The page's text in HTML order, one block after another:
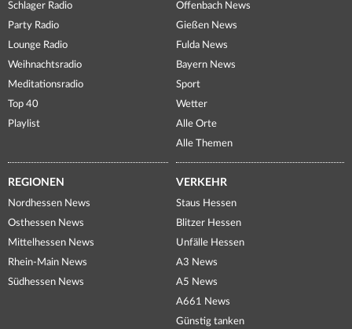
Schlager Radio
Party Radio
Lounge Radio
Weihnachtsradio
Meditationsradio
Top 40
Playlist
Offenbach News
Gießen News
Fulda News
Bayern News
Sport
Wetter
Alle Orte
Alle Themen
REGIONEN
Nordhessen News
Osthessen News
Mittelhessen News
Rhein-Main News
Südhessen News
VERKEHR
Staus Hessen
Blitzer Hessen
Unfälle Hessen
A3 News
A5 News
A661 News
Günstig tanken